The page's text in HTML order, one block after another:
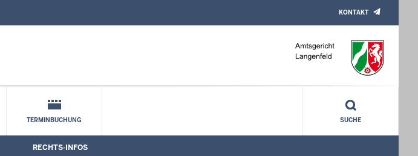
KONTAKT
TERMINBUCHUNG SUCHE
RECHTS-INFOS